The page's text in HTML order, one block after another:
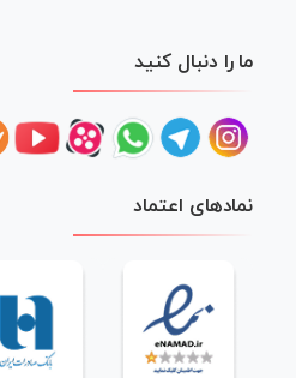
ما را دنبال کنید
نمادهای اعتماد